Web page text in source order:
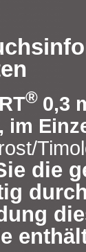
® 0,3
im
die